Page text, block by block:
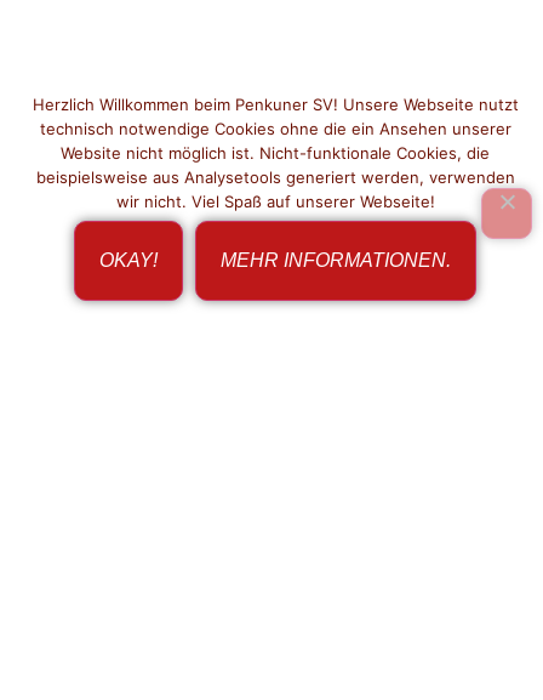
Herzlich Willkommen beim Penkuner SV! Unsere Webseite nutzt
technisch notwendige Cookies ohne die ein Ansehen unserer
Website nicht möglich ist. Nicht-funktionale Cookies, die
beispielsweise aus Analysetools generiert werden, verwenden
wir nicht. Viel Spaß auf unserer Webseite!
OKAY! MEHR INFORMATIONEN.